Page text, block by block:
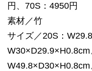
円、70S：4950円
素材／竹
サイズ／20S：
W30×D29.9×H0.8cm